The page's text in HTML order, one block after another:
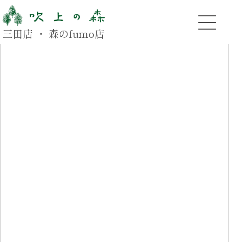
三田店 ・ 森のfumo店